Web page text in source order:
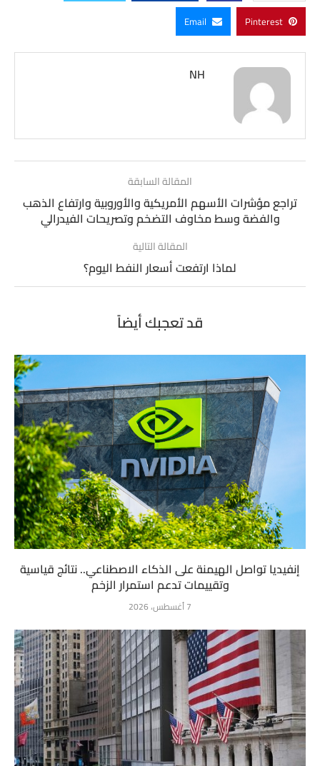
Pinterest
Email
NH
المقالة السابقة
تراجع مؤشرات الأسهم الأمريكية والأوروبية وارتفاع الذهب
والفضة وسط مخاوف التضخم وتصريحات الفيدرالي
المقالة التالية
لماذا ارتفعت أسعار النفط اليوم؟
قد تعجبك أيضاً
إنفيديا تواصل الهيمنة على الذكاء الاصطناعي.. نتائج قياسية
وتقييمات تدعم استمرار الزخم
7 أغسطس، 2026